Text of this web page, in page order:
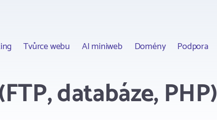
Tvůrce webu AI miniweb Domény Podpora
databáze, PHP)